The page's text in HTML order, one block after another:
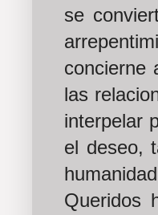
se
concierne
las
interpelar
el deseo,
Queridos